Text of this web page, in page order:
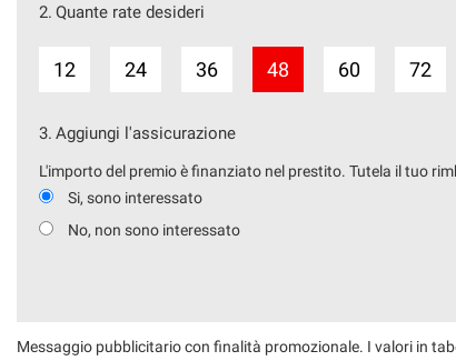
2. Quante rate desideri
12 24 36 48 60 72
3. Aggiungi l'assicurazione
L'importo del premio è finanziato nel prestito. Tutela il tuo
Si, sono interessato
No, non sono interessato
Messaggio pubblicitario con finalità promozionale. I valori in